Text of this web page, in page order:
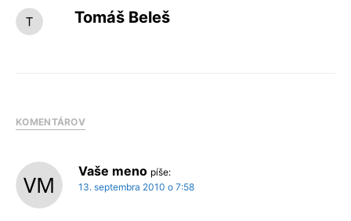
Tomáš Beleš
KOMENTÁROV
Vaše meno píše:
13. septembra 2010 o 7:58